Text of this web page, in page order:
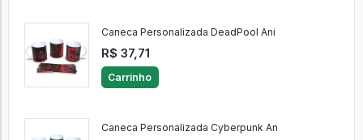
Caneca Personalizada DeadPool Ani
R$ 37,71
Carrinho
Caneca Personalizada Cyberpunk An